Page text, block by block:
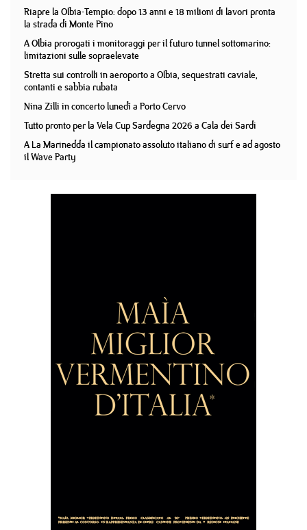
Riapre la Olbia-Tempio: dopo 13 anni e 18 milioni di lavori pronta
la strada di Monte Pino
A Olbia prorogati i monitoraggi per il futuro tunnel sottomarino:
limitazioni sulle sopraelevate
Stretta sui controlli in aeroporto a Olbia, sequestrati caviale,
contanti e sabbia rubata
Nina Zilli in concerto lunedì a Porto Cervo
Tutto pronto per la Vela Cup Sardegna 2026 a Cala dei Sardi
A La Marinedda il campionato assoluto italiano di surf e ad agosto
il Wave Party